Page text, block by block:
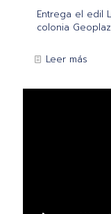
Entrega el edil
colonia
Leer más